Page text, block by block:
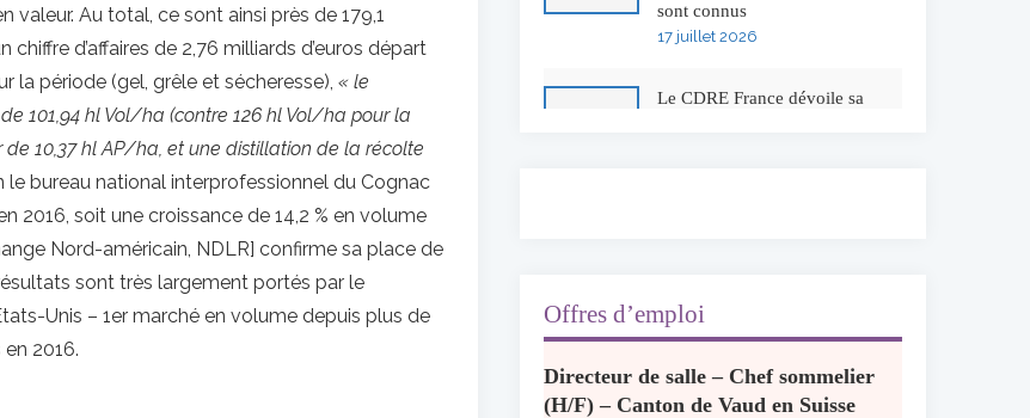
valeur. Au total, ce sont ainsi près de 179,1
d’affaires de 2,76 milliards d’euros départ
la période (gel, grêle et sécheresse), « le
101,94 hl Vol/ha (contre 126 hl Vol/ha pour la
10,37 hl AP/ha, et une distillation de la récolte
le bureau national interprofessionnel du Cognac
2016, soit une croissance de 14,2 % en volume
Nord-américain, NDLR] confirme sa place de
sont très largement portés par le
Unis – 1er marché en volume depuis plus de
2016.
sont connus
17 juillet 2026
Le CDRE France dévoile sa
Concours général des métiers
« CSR » 2026 : le palmarès
officiel
10 juillet 2026
Offres d’emploi
Directeur de salle – Chef sommelier
(H/F) – Canton de Vaud en Suisse